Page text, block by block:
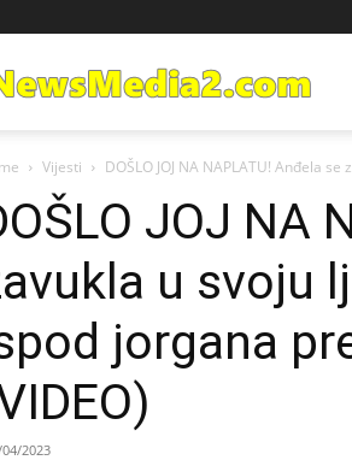
Vijesti DOŠLO JOJ NA NAPLATU! Anđela
JOJ NA
u svoju
jorgana
2023